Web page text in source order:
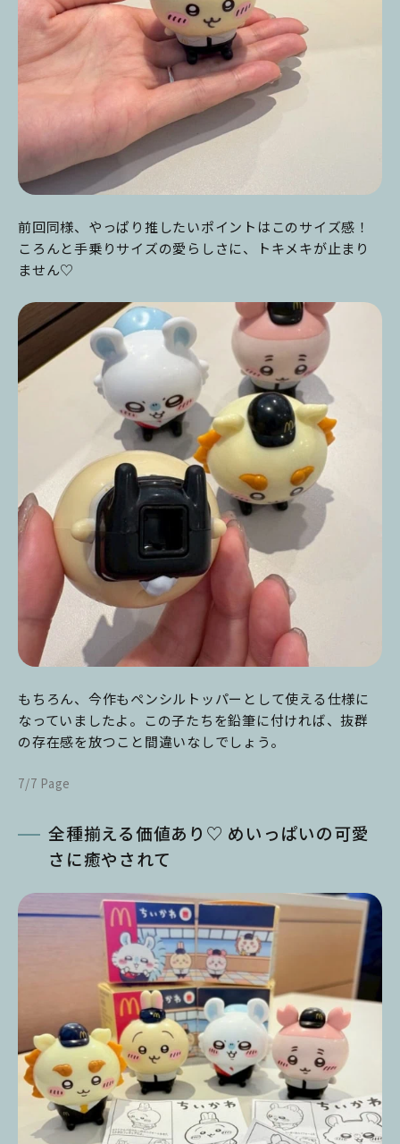
前回同様、やっぱり推したいポイントはこのサイズ感！
ころんと手乗りサイズの愛らしさに、トキメキが止まり
ません♡
もちろん、今作もペンシルトッパーとして使える仕様に
なっていましたよ。この子たちを鉛筆に付ければ、抜群
の存在感を放つこと間違いなしでしょう。
7/7 Page
全種揃える価値あり♡ めいっぱいの可愛
さに癒やされて